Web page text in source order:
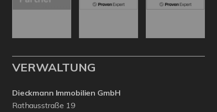
VERWALTUNG
Dieckmann Immobilien GmbH
Rathausstraße 19